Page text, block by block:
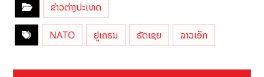
ຂ່າວຕ່າງປະເທດ
NATO ຢູເຄຣນ ຣັດເຊຍ ລາວເອັກ